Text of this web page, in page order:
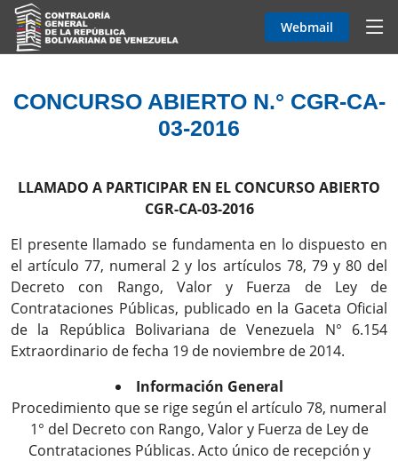
Webmail
CONCURSO ABIERTO N.° CGR-CA-
03-2016
LLAMADO A PARTICIPAR EN EL CONCURSO ABIERTO
CGR-CA-03-2016
El presente llamado se fundamenta en lo dispuesto en
el artículo 77, numeral 2 y los artículos 78, 79 y 80 del
Decreto con Rango, Valor y Fuerza de Ley de
Contrataciones Públicas, publicado en la Gaceta Oficial
de la República Bolivariana de Venezuela N° 6.154
Extraordinario de fecha 19 de noviembre de 2014.
Información General
Procedimiento que se rige según el artículo 78, numeral
1° del Decreto con Rango, Valor y Fuerza de Ley de
Contrataciones Públicas. Acto único de recepción y